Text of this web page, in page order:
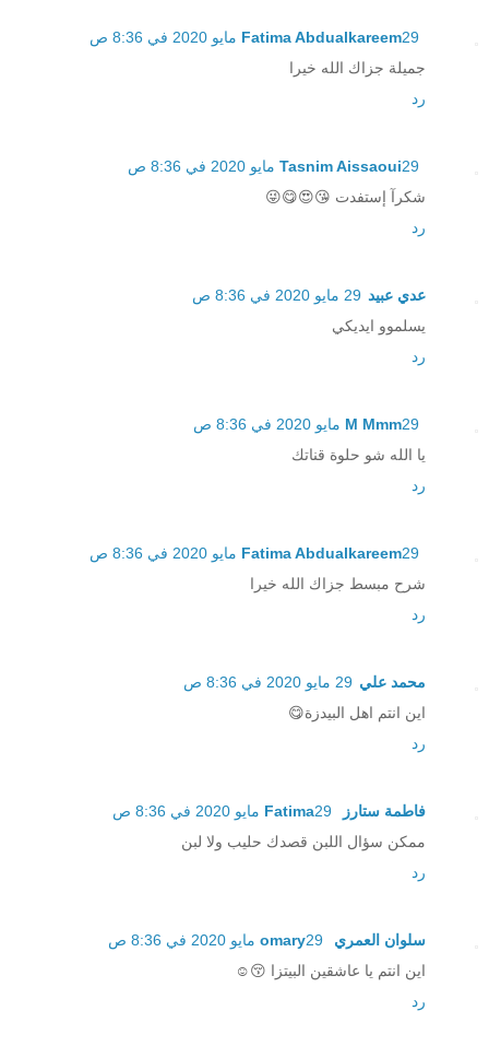
Fatima Abdualkareem29 مايو 2020 في 8:36 ص
جميلة جزاك الله خيرا
رد
Tasnim Aissaoui29 مايو 2020 في 8:36 ص
شكرآ إستفدت 😘😍😋😜
رد
عدي عبيد 29 مايو 2020 في 8:36 ص
يسلموو ايديكي
رد
M Mmm29 مايو 2020 في 8:36 ص
يا الله شو حلوة قناتك
رد
Fatima Abdualkareem29 مايو 2020 في 8:36 ص
شرح مبسط جزاك الله خيرا
رد
محمد علي 29 مايو 2020 في 8:36 ص
اين انتم اهل البيدزة😋
رد
فاطمة ستارز Fatima
29 مايو 2020 في 8:36 ص
ممكن سؤال اللبن قصدك حليب ولا لبن
رد
سلوان العمري omary
29 مايو 2020 في 8:36 ص
اين انتم يا عاشقين البيتزا 😚☺
رد